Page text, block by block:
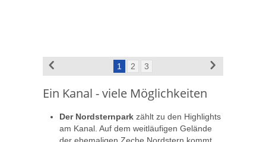
1 2 3
Ein Kanal - viele Möglichkeiten
Der Nordsternpark zählt zu den Highlights
am Kanal. Auf dem weitläufigen Gelände